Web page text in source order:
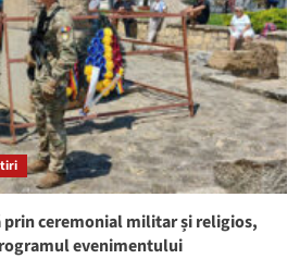
ceremonial militar și religios,
evenimentului